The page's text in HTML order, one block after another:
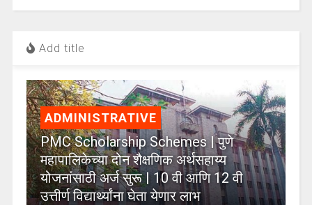
Add title
ADMINISTRATIVE
PMC Scholarship Schemes | पुणे
महापालिकेच्या दोन शैक्षणिक अर्थसहाय्य
योजनांसाठी अर्ज सुरू | 10 वी आणि 12 वी
उत्तीर्ण विद्यार्थ्यांना घेता येणार लाभ